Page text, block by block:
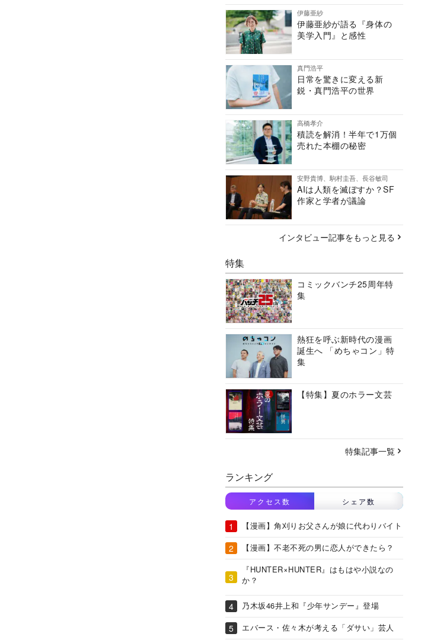
伊藤亜紗
伊藤亜紗が語る『身体の
美学入門』と感性
真門浩平
日常を驚きに変える新
鋭・真門浩平の世界
高橋孝介
積読を解消！半年で1万個
売れた本棚の秘密
安野貴博、駒村圭吾、長谷敏司
AIは人類を滅ぼすか？SF
作家と学者が議論
インタビュー記事をもっと見る
特集
コミックバンチ25周年特
集
熱狂を呼ぶ新時代の漫画
誕生へ 「めちゃコン」特
集
【特集】夏のホラー文芸
特集記事一覧
ランキング
アクセス数 シェア数
【漫画】角刈りお父さんが娘に代わりバイト
【漫画】不老不死の男に恋人ができたら？
『HUNTER×HUNTER』はもはや小説なの
か？
乃木坂46井上和『少年サンデー』登場
エバース・佐々木が考える「ダサい」芸人